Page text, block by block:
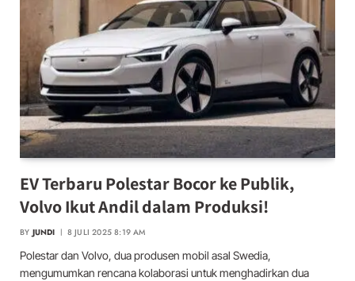
EV Terbaru Polestar Bocor ke Publik,
Volvo Ikut Andil dalam Produksi!
BY JUNDI 8 JULI 2025 8:19 AM
Polestar dan Volvo, dua produsen mobil asal Swedia,
mengumumkan rencana kolaborasi untuk menghadirkan dua